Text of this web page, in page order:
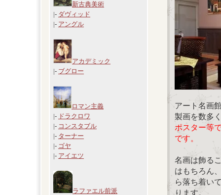
新古典美術
|- ダヴィッド
|- アングル
アカデミック
|- ブグロー
ロマン主義
|- ドラクロワ
|- コンスタブル
|- ターナー
|- ゴヤ
|- アイエツ
ラファエル前派
アート名画
製画を数多
ポスター等
です。
名画は飾る
はもちろん
ら落ち着い
ります。